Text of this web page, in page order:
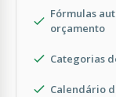
Fórmulas
orçamento
Categorias
Calendário